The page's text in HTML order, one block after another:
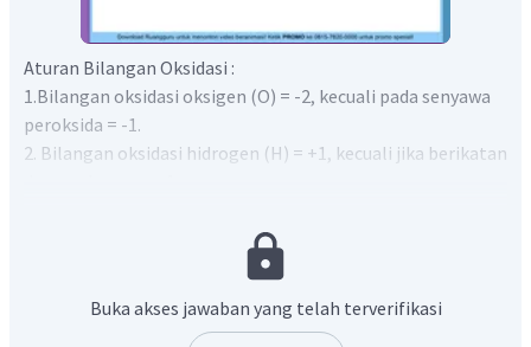
Aturan Bilangan Oksidasi :
1.Bilangan oksidasi oksigen (O) = -2, kecuali pada senyawa
peroksida = -1.
2. Bilangan oksidasi hidrogen (H) = +1, kecuali jika berikatan
Biloks P dapat dihitung dengan cara sebagai berikut: (AI =
Buka akses jawaban yang telah terverifikasi